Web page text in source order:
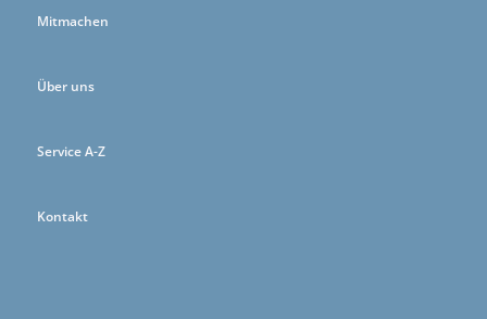
Mitmachen
Über uns
Service A-Z
Kontakt